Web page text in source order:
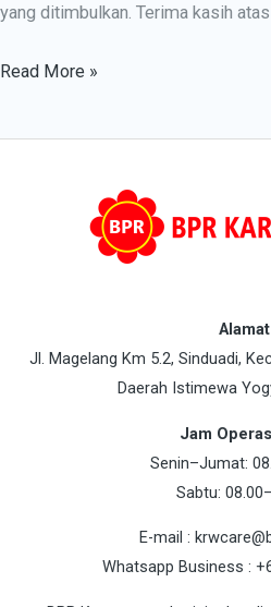
yang ditimbulkan. Terima kasih
Read More »
Alamat
Jl. Magelang Km 5.2, Sinduadi,
Daerah Istimewa
Jam
Senin–Jumat:
Sabtu:
E-mail :
Whatsapp Business :